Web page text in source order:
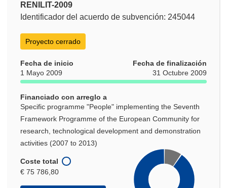
RENILIT-2009
Identificador del acuerdo de subvención: 245044
Proyecto cerrado
Fecha de inicio
1 Mayo 2009
Fecha de finalización
31 Octubre 2009
Financiado con arreglo a
Specific programme "People" implementing the Seventh
Framework Programme of the European Community for
research, technological development and demonstration
activities (2007 to 2013)
Coste total
€ 75 786,80